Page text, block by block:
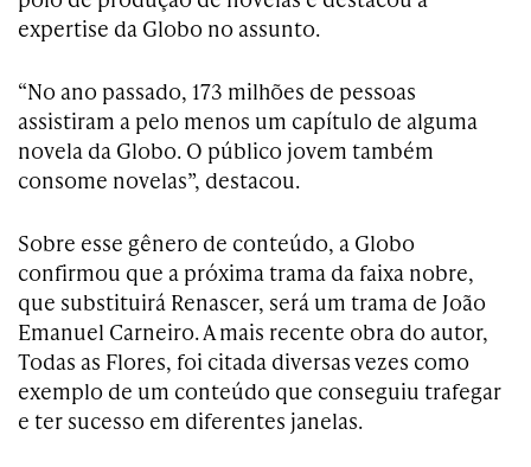
expertise da Globo no assunto.
“No ano passado, 173 milhões de pessoas
assistiram a pelo menos um capítulo de alguma
novela da Globo. O público jovem também
consome novelas”, destacou.
Sobre esse gênero de conteúdo, a Globo
confirmou que a próxima trama da faixa nobre,
que substituirá Renascer, será um trama de João
Emanuel Carneiro. A mais recente obra do autor,
Todas as Flores, foi citada diversas vezes como
exemplo de um conteúdo que conseguiu trafegar
e ter sucesso em diferentes janelas.